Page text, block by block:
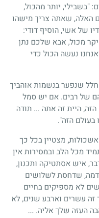
"בשבילי, יותר מהכול,
האלה, שאתה צריך מישהו
של אשי, הוסיף דודי:
מכול, אבא שלכם נתן
נעשה הכול כדי
שנפער בנשמות אוהביך
של רבים. אם יש סמל
הזה, היית זה אתה ... תודה
הזה".
מצטיין בכל כך
מכל הלב ובמסירות אין
איש אסתטיקה ותכנון,
שדחסת לשלושים
לא מספיקים בחיים
עשרים וארבע שנים, לא
העזה שלך אליה. ...